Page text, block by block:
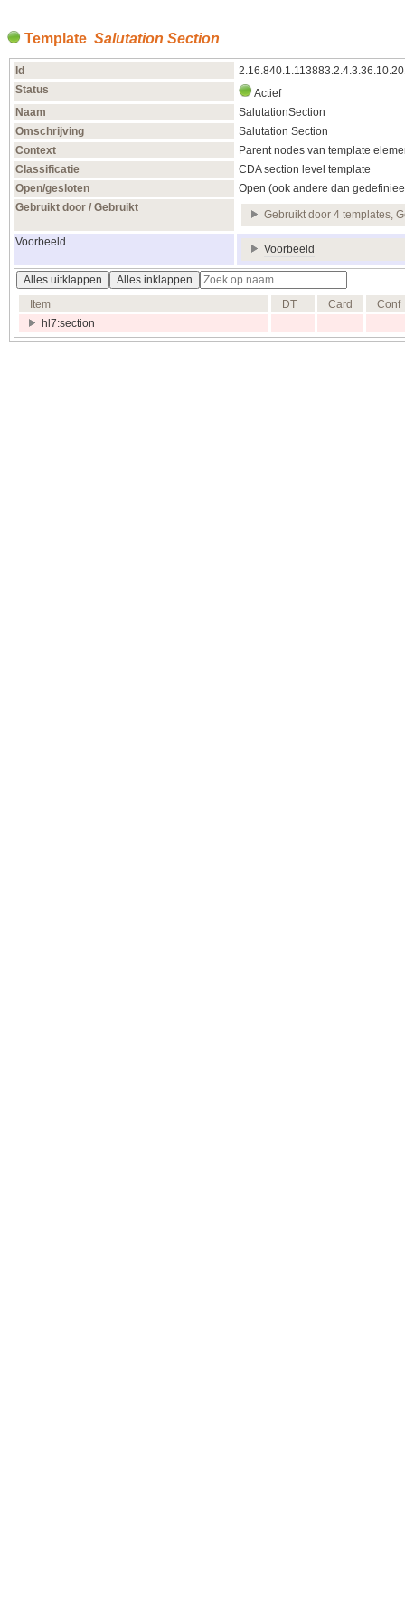
Template Salutation Section
Id
Status
Actief
Naam
SalutationSection
Omschrijving
Salutation Section
Context
Parent nodes van template
Classificatie
CDA section level template
Open/gesloten
Open (ook andere dan
Gebruikt door / Gebruikt
Gebruikt door 4 templates,
Voorbeeld
Voorbeeld
Alles uitklappen
Alles inklappen
Item
DT Card
Conf
hl7:section